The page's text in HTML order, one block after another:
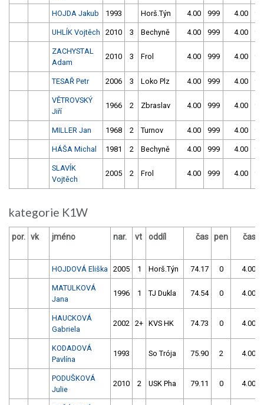
HOJDA Jakub 1993 Horš.Týn 4.00 999 4.00
UHLÍK Vojtěch 2010 3 Bechyně 4.00 999 4.00
ZACHYSTAL
Adam
2010 3 Frol 4.00 999 4.00
TESAŘ Petr 2006 3 Loko Plz 4.00 999 4.00
VĚTROVSKÝ
Jiří
1966 2 Zbraslav 4.00 999 4.00
MILLER Jan 1968 2 Turnov 4.00 999 4.00
HÁŠA Michal 1981 2 Bechyně 4.00 999 4.00
SLAVÍK
Vojtěch
2005 2 Frol 4.00 999 4.00
kategorie K1W
por. vk jméno nar. vt oddíl čas pen čas
HOJDOVÁ Eliška 2005 1 Horš.Týn 74.17 0 4.00
MATULKOVÁ
Jana
1996 1 TJ Dukla 74.54 0 4.00
HAUCKOVÁ
Gabriela
2002 2+ KVS HK 74.73 0 4.00
KODADOVÁ
Pavlína
1993 So Trója 75.90 2 4.00
PODUŠKOVÁ
Julie
2010 2 USK Pha 79.11 0 4.00